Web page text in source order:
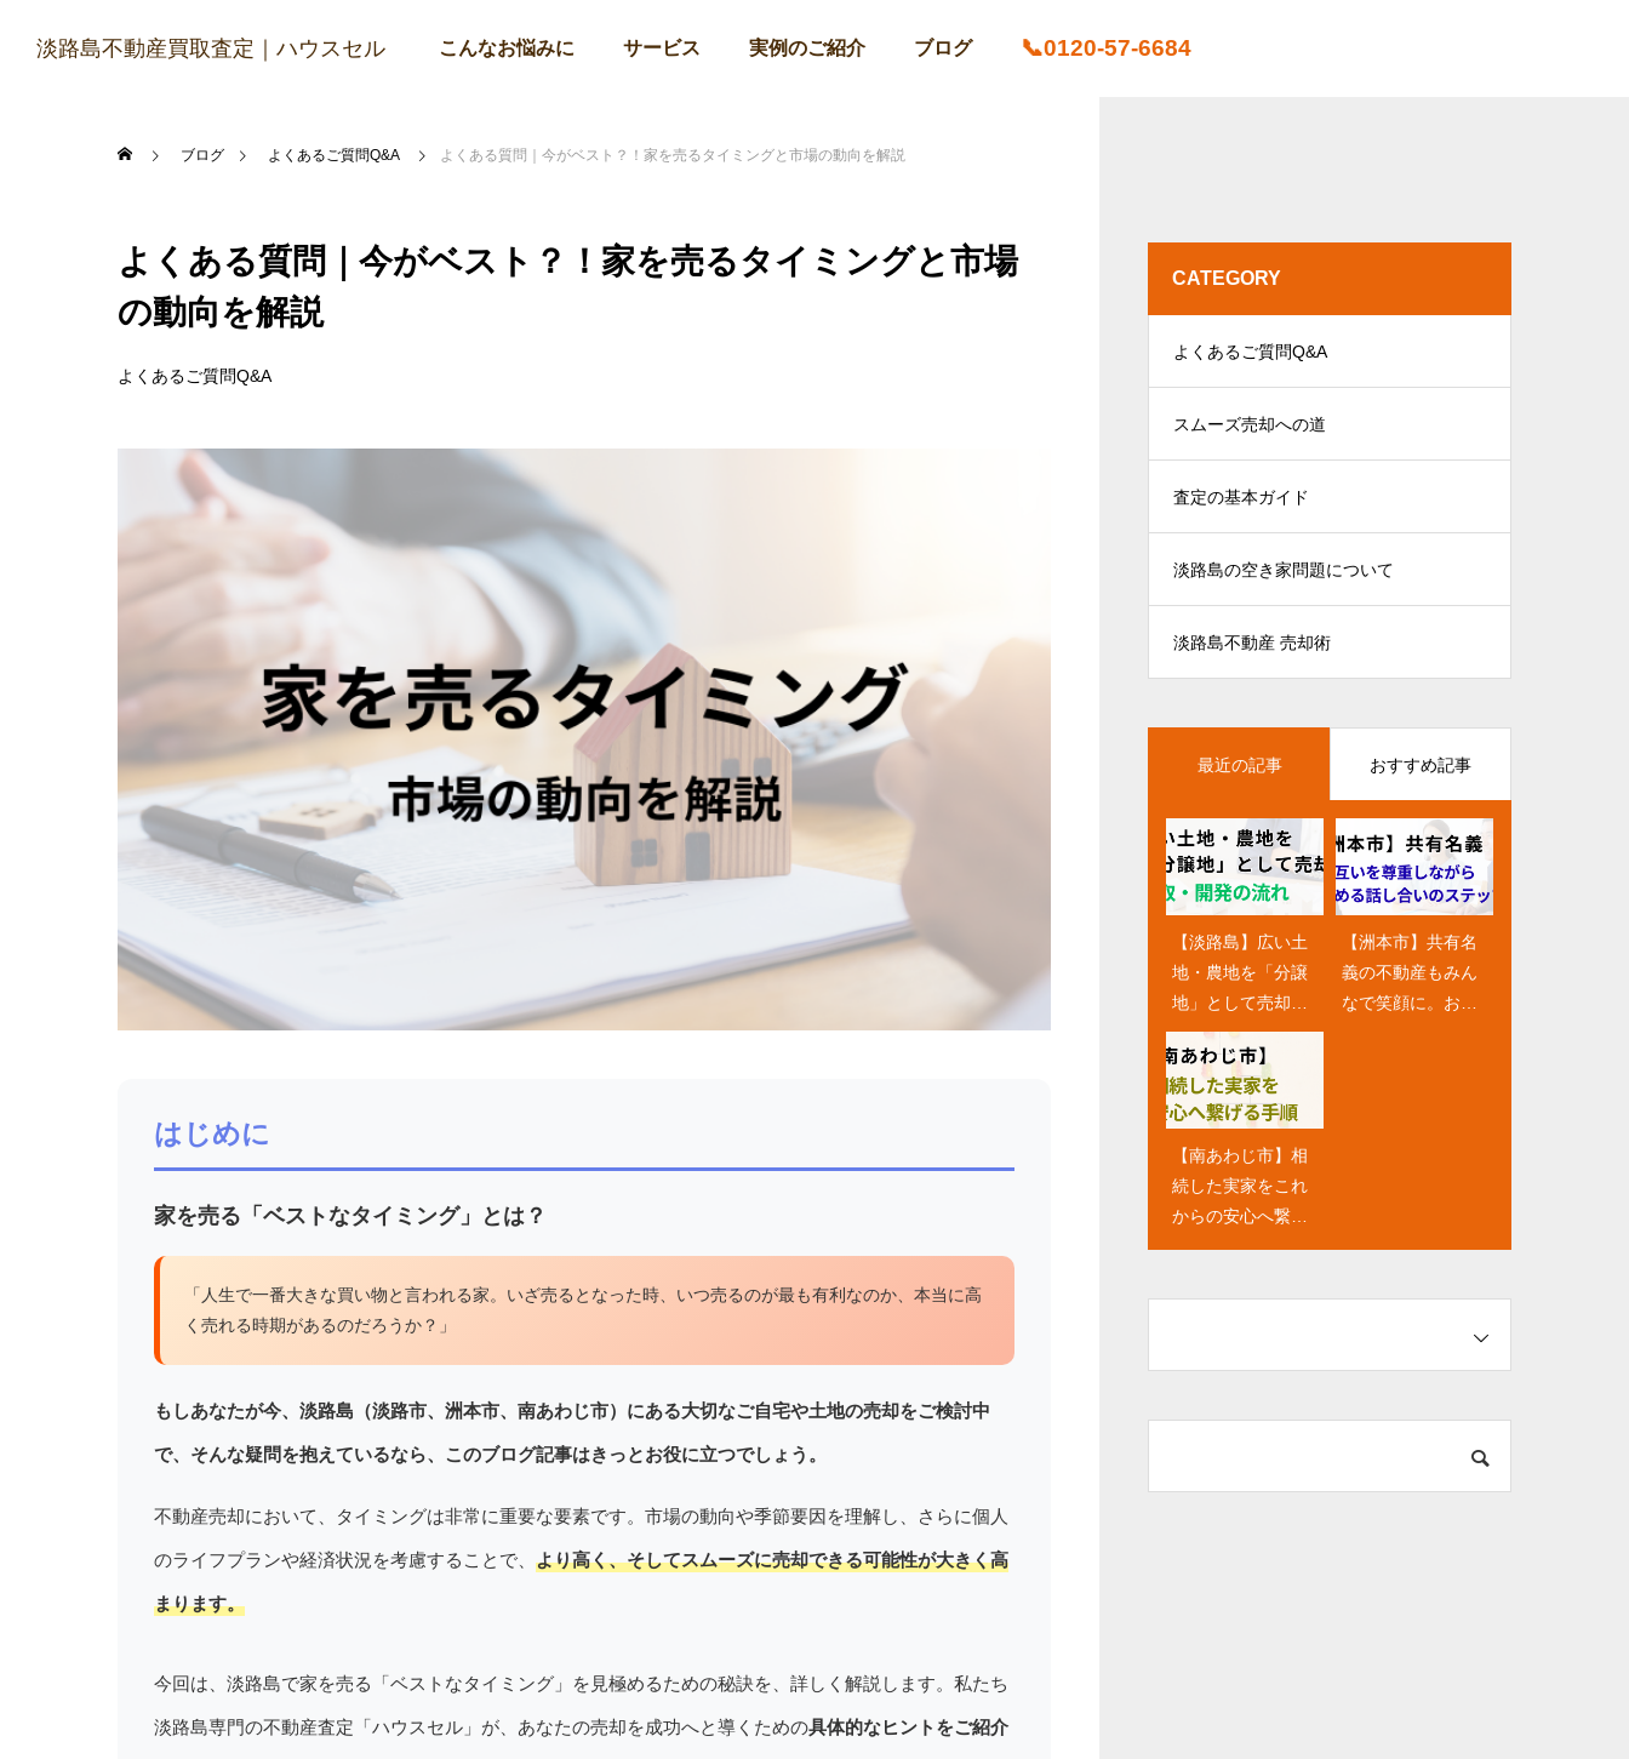
淡路島不動産買取査定｜ハウスセル こんなお悩みに サービス 実例のご紹介 ブログ 📞0120-57-6684
ブログ よくあるご質問Q&A よくある質問｜今がベスト？！家を売るタイミングと市場の動向を解説
よくある質問｜今がベスト？！家を売るタイミングと市場
の動向を解説
よくあるご質問Q&A
はじめに
家を売る「ベストなタイミング」とは？
「人生で一番大きな買い物と言われる家。いざ売るとなった時、いつ売るのが最も有利なのか、本当に高
く売れる時期があるのだろうか？」
もしあなたが今、淡路島（淡路市、洲本市、南あわじ市）にある大切なご自宅や土地の売却をご検討中
で、そんな疑問を抱えているなら、このブログ記事はきっとお役に立つでしょう。
不動産売却において、タイミングは非常に重要な要素です。市場の動向や季節要因を理解し、さらに個人
のライフプランや経済状況を考慮することで、 より高く、そしてスムーズに売却できる可能性が大きく高
まります。
今回は、淡路島で家を売る「ベストなタイミング」を見極めるための秘訣を、詳しく解説します。私たち
淡路島専門の不動産査定「ハウスセル」が、あなたの売却を成功へと導くための具体的なヒントをご紹介
CATEGORY
よくあるご質問Q&A
スムーズ売却への道
査定の基本ガイド
淡路島の空き家問題について
淡路島不動産 売却術
最近の記事 おすすめ記事
【淡路島】広い土
地・農地を「分譲
地」として売却！
買取・開発の流れ
【洲本市】共有名
義の不動産もみん
なで笑顔に。お互
【南あわじ市】相
続した実家をこれ
からの安心へ繋げ
る手順と、家族み
るコツ
【淡路市】人気の
エリアと売却時の
魅力的なアピール
方法
【南あわじ市の空
き家を売却したい
方へ】「空き家バ
【お盆休み】淡路
島の実家を相続す
る「3つの選択肢」
と後悔しないため